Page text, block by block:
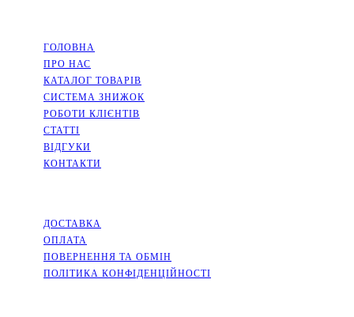
ГОЛОВНА
ПРО НАС
КАТАЛОГ ТОВАРІВ
СИСТЕМА ЗНИЖОК
РОБОТИ КЛІЄНТІВ
СТАТТІ
ВІДГУКИ
КОНТАКТИ
ДОСТАВКА
ОПЛАТА
ПОВЕРНЕННЯ ТА ОБМІН
ПОЛІТИКА КОНФІДЕНЦІЙНОСТІ